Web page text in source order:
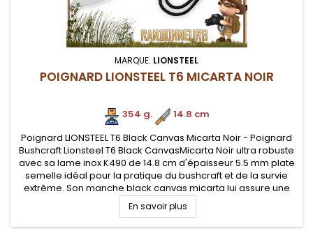
MARQUE: LIONSTEEL
POIGNARD LIONSTEEL T6 MICARTA NOIR
354 g.
14.8 cm
Poignard LIONSTEEL T6 Black Canvas Micarta Noir - Poignard
Bushcraft Lionsteel T6 Black CanvasMicarta Noir ultra robuste
avec sa lame inox K490 de 14.8 cm d'épaisseur 5.5 mm plate
semelle idéal pour la pratique du bushcraft et de la survie
extrême. Son manche black canvas micarta lui assure une
bonne prise en mains. Un must dans la gamme des
meilleurs...
En savoir plus